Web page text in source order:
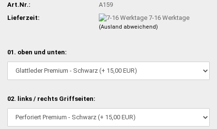
Art.Nr.:
A159
Lieferzeit:
7-16 Werktage
(Ausland abweichend)
01. oben und unten:
02. links / rechts Griffseiten: